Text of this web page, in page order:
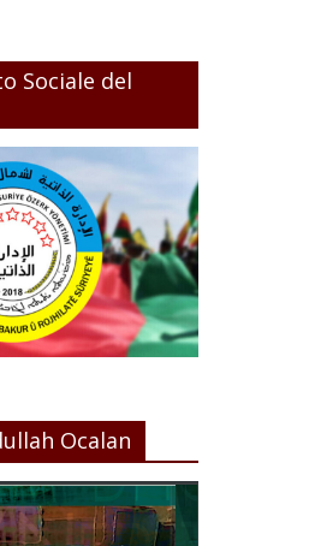
Sociale del
Ocalan